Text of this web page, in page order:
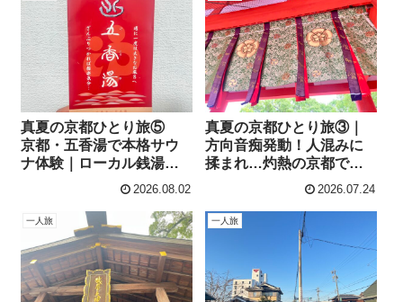
真夏の京都ひとり旅⑤
京都・五香湯で本格サウ
ナ体験｜ローカル銭湯で
京レディの粋な洗礼
2026.08.02
真夏の京都ひとり旅③｜
方向音痴発動！人混みに
揉まれ…灼熱の京都で八
坂神社を目指した午後
2026.07.24
一人旅 一人旅